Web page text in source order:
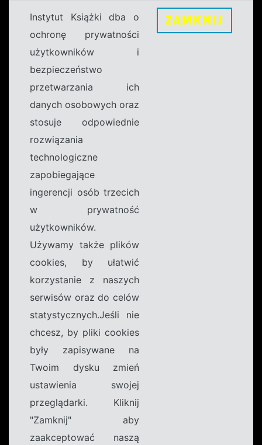
Instytut Książki dba o
ochronę prywatności
użytkowników i
bezpieczeństwo
przetwarzania ich
danych osobowych oraz
stosuje odpowiednie
rozwiązania
technologiczne
zapobiegające
ingerencji osób trzecich
w prywatność
użytkowników.
Używamy także plików
cookies, by ułatwić
korzystanie z naszych
serwisów oraz do celów
statystycznych.Jeśli nie
chcesz, by pliki cookies
były zapisywane na
Twoim dysku zmień
ustawienia swojej
przeglądarki. Kliknij
"Zamknij" aby
zaakceptować naszą
ZAMKNIJ